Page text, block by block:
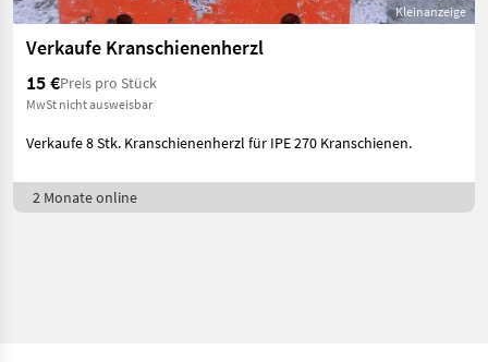
Kleinanzeige
Verkaufe Kranschienenherzl
15 €Preis pro Stück
MwSt nicht ausweisbar
Verkaufe 8 Stk. Kranschienenherzl für IPE 270 Kranschienen.
2 Monate online